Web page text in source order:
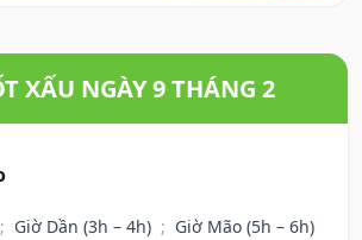
XẤU NGÀY 9 THÁNG 2
; Giờ Dần (3h – 4h) ; Giờ Mão (5h – 6h)